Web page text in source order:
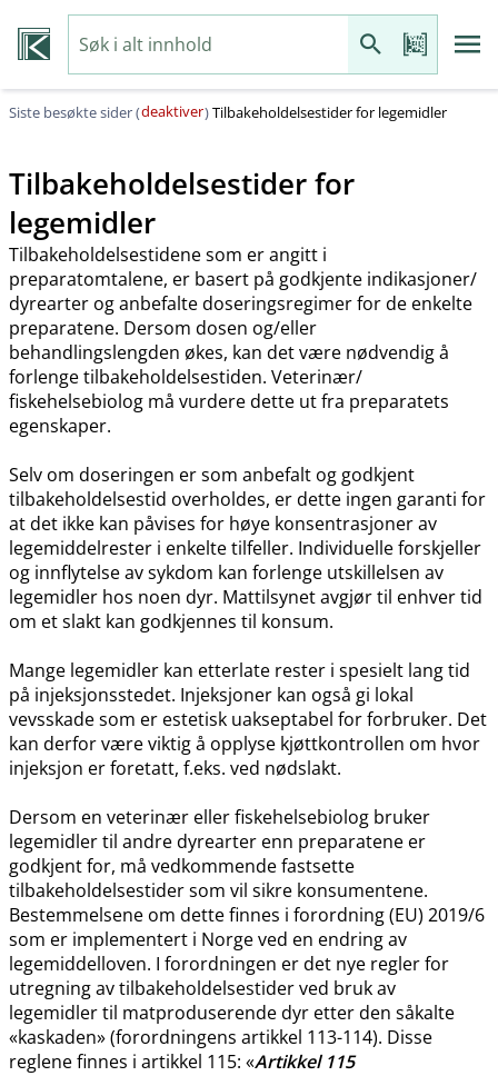
Siste besøkte sider (deaktiver)Tilbakeholdelsestider for legemidler
Tilbakeholdelsestider for
legemidler
Tilbakeholdelsestidene som er angitt i
preparatomtalene, er basert på godkjente indikasjoner​/​
dyrearter og anbefalte doseringsregimer for de enkelte
preparatene. Dersom dosen og​/​eller
behandlingslengden økes, kan det være nødvendig å
forlenge tilbakeholdelsestiden. Veterinær​/​
fiskehelsebiolog må vurdere dette ut fra preparatets
egenskaper.
Selv om doseringen er som anbefalt og godkjent
tilbakeholdelsestid overholdes, er dette ingen garanti for
at det ikke kan påvises for høye konsentrasjoner av
legemiddelrester i enkelte tilfeller. Individuelle forskjeller
og innflytelse av sykdom kan forlenge utskillelsen av
legemidler hos noen dyr. Mattilsynet avgjør til enhver tid
om et slakt kan godkjennes til konsum.
Mange legemidler kan etterlate rester i spesielt lang tid
på injeksjonsstedet. Injeksjoner kan også gi lokal
vevsskade som er estetisk uakseptabel for forbruker. Det
kan derfor være viktig å opplyse kjøttkontrollen om hvor
injeksjon er foretatt, f.eks. ved nødslakt.
Dersom en veterinær eller fiskehelsebiolog bruker
legemidler til andre dyrearter enn preparatene er
godkjent for, må vedkommende fastsette
tilbakeholdelsestider som vil sikre konsumentene.
Bestemmelsene om dette finnes i forordning (EU) 2019/6
som er implementert i Norge ved en endring av
legemiddelloven. I forordningen er det nye regler for
utregning av tilbakeholdelsestider ved bruk av
legemidler til matproduserende dyr etter den såkalte
«kaskaden» (forordningens artikkel 113-114). Disse
reglene finnes i artikkel 115: «Artikkel 115